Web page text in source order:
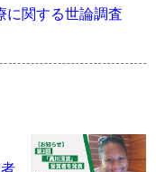
に関する世論調査